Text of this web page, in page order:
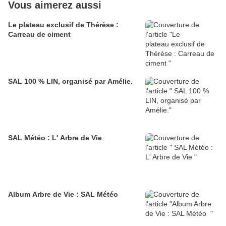
Vous aimerez aussi
Le plateau exclusif de Thérèse :
Carreau de ciment
SAL 100 % LIN, organisé par Amélie.
SAL Météo : L' Arbre de Vie
Album Arbre de Vie : SAL Météo